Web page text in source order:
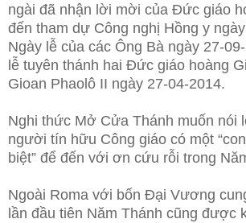
ngài đã nhận lời mời của Đức giáo
đến tham dự Công nghị Hồng y
Ngày lễ của các Ông Bà ngày 27-
lễ tuyên thánh hai Đức giáo hoàng
Gioan Phaolô II ngày 27-04-2014.
Nghi thức Mở Cửa Thánh muốn nói
người tín hữu Công giáo có một
biệt” để đến với ơn cứu rỗi trong
Ngoài Roma với bốn Đại Vương
lần đầu tiên Năm Thánh cũng được